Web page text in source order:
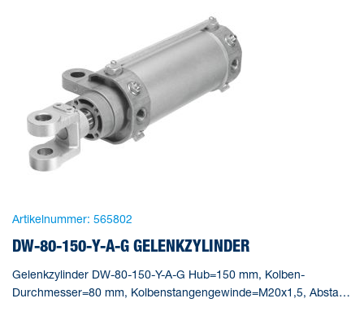
Artikelnummer: 565802
DW-80-150-Y-A-G GELENKZYLINDER
Gelenkzylinder DW-80-150-Y-A-G Hub=150 mm, Kolben-
Durchmesser=80 mm, Kolbenstangengewinde=M20x1,5, Abstand